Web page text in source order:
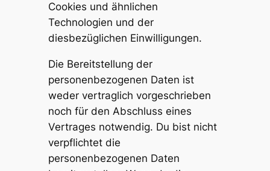
Cookies und ähnlichen
Technologien und der
diesbezüglichen Einwilligungen.
Die Bereitstellung der
personenbezogenen Daten ist
weder vertraglich vorgeschrieben
noch für den Abschluss eines
Vertrages notwendig. Du bist nicht
verpflichtet die
personenbezogenen Daten